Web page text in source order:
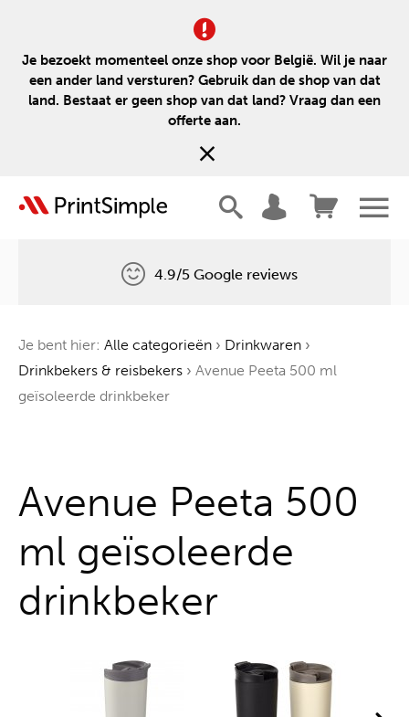
Je bezoekt momenteel onze shop voor België. Wil je naar
een ander land versturen? Gebruik dan de shop van dat
land. Bestaat er geen shop van dat land? Vraag dan een
offerte aan.
Één boom voor elke bestelling
4.9/5 Google reviews
Je bent hier: Alle categorieën › Drinkwaren ›
Drinkbekers & reisbekers › Avenue Peeta 500 ml
geïsoleerde drinkbeker
Avenue Peeta 500
ml geïsoleerde
drinkbeker